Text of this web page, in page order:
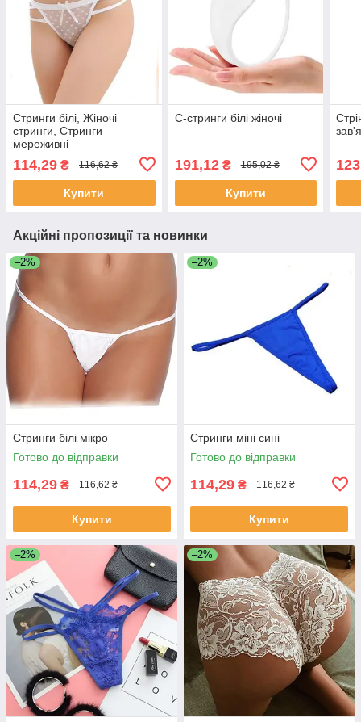
Стринги білі, Жіночі
стринги, Стринги
мереживні
114,29 ₴ 116,62 ₴
Купити
С-стринги білі жіночі
191,12₴ 195,02 ₴
Купити
Акційні пропозиції та новинки
–2%
Стринги білі мікро
Готово до відправки
114,29 ₴ 116,62 ₴
Купити
–2%
Стринги міні сині
Готово до відправки
114,29 ₴ 116,62 ₴
Купити
–2% –2%